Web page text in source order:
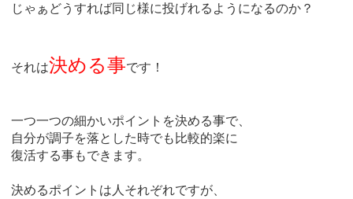
じゃぁどうすれば同じ様に投げれるようになるのか？
それは決める事です！
一つ一つの細かいポイントを決める事で、
自分が調子を落とした時でも比較的楽に
復活する事もできます。
決めるポイントは人それぞれですが、